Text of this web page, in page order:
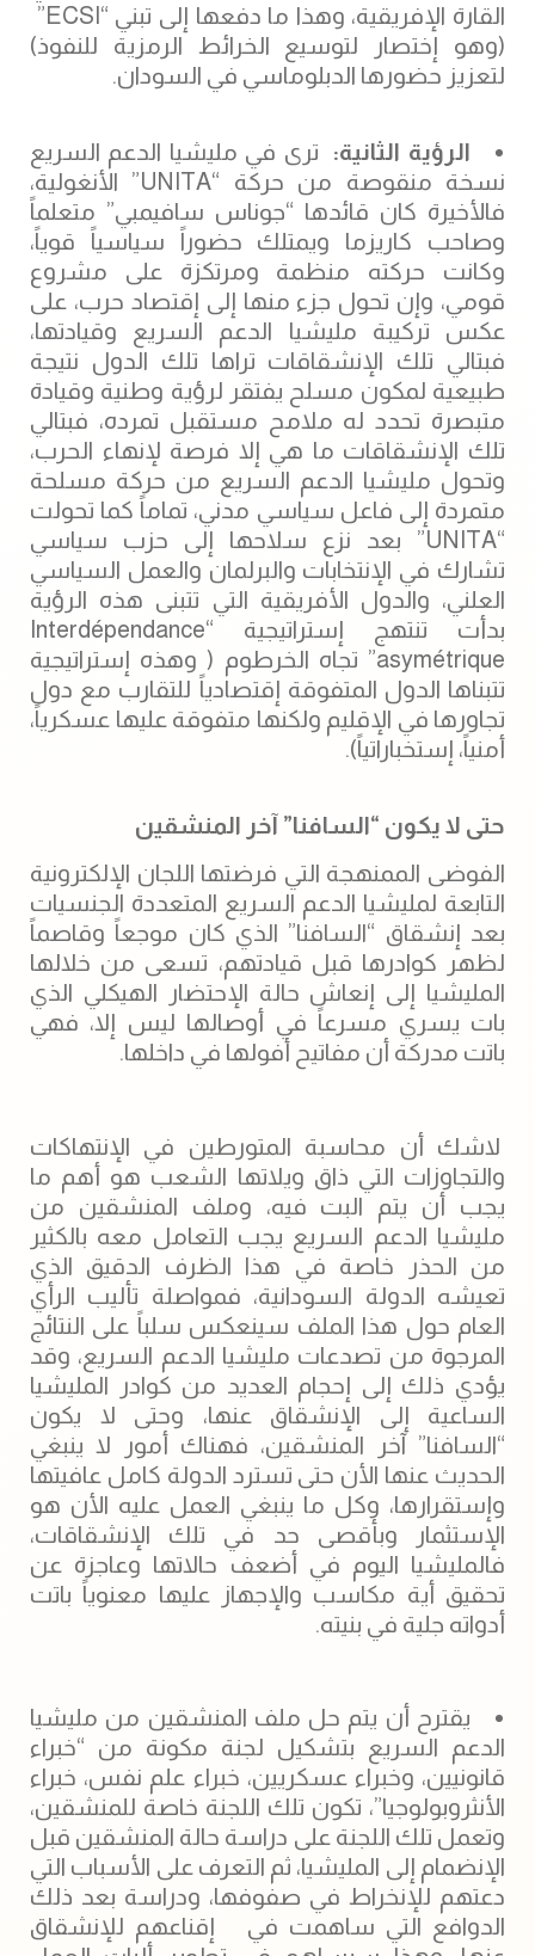
القارة الإفريقية، وهذا ما دفعها إلى تبني “ECSI”
(وهو إختصار لتوسيع الخرائط الرمزية للنفوذ)
لتعزيز حضورها الدبلوماسي في السودان.
الرؤية الثانية: ترى في مليشيا الدعم السريع
نسخة منقوصة من حركة “UNITA” الأنغولية،
فالأخيرة كان قائدها “جوناس سافيمبي” متعلماً
وصاحب كاريزما ويمتلك حضوراً سياسياً قوياً،
وكانت حركته منظمة ومرتكزة على مشروع
قومي، وإن تحول جزء منها إلى إقتصاد حرب، على
عكس تركيبة مليشيا الدعم السريع وقيادتها،
فبتالي تلك الإنشقاقات تراها تلك الدول نتيجة
طبيعية لمكون مسلح يفتقر لرؤية وطنية وقيادة
متبصرة تحدد له ملامح مستقبل تمرده، فبتالي
تلك الإنشقاقات ما هي إلا فرصة لإنهاء الحرب،
وتحول مليشيا الدعم السريع من حركة مسلحة
متمردة إلى فاعل سياسي مدني، تماماً كما تحولت
“UNITA” بعد نزع سلاحها إلى حزب سياسي
تشارك في الإنتخابات والبرلمان والعمل السياسي
العلني، والدول الأفريقية التي تتبنى هذه الرؤية
بدأت تنتهج إستراتيجية “Interdépendance
asymétrique” تجاه الخرطوم ( وهذه إستراتيجية
تتبناها الدول المتفوقة إقتصادياً للتقارب مع دول
تجاورها في الإقليم ولكنها متفوقة عليها عسكرياً،
أمنياً، إستخباراتياً).
حتى لا يكون “السافنا” آخر المنشقين
الفوضى الممنهجة التي فرضتها اللجان الإلكترونية
التابعة لمليشيا الدعم السريع المتعددة الجنسيات
بعد إنشقاق “السافنا” الذي كان موجعاً وقاصماً
لظهر كوادرها قبل قيادتهم، تسعى من خلالها
المليشيا إلى إنعاش حالة الإحتضار الهيكلي الذي
بات يسري مسرعاً في أوصالها ليس إلا، فهي
باتت مدركة أن مفاتيح أفولها في داخلها.
لاشك أن محاسبة المتورطين في الإنتهاكات
والتجاوزات التي ذاق ويلاتها الشعب هو أهم ما
يجب أن يتم البت فيه، وملف المنشقين من
مليشيا الدعم السريع يجب التعامل معه بالكثير
من الحذر خاصة في هذا الظرف الدقيق الذي
تعيشه الدولة السودانية، فمواصلة تأليب الرأي
العام حول هذا الملف سينعكس سلباً على النتائج
المرجوة من تصدعات مليشيا الدعم السريع، وقد
يؤدي ذلك إلى إحجام العديد من كوادر المليشيا
الساعية إلى الإنشقاق عنها، وحتى لا يكون
“السافنا” آخر المنشقين، فهناك أمور لا ينبغي
الحديث عنها الأن حتى تسترد الدولة كامل عافيتها
وإستقرارها، وكل ما ينبغي العمل عليه الأن هو
الإستثمار وبأقصى حد في تلك الإنشقاقات،
فالمليشيا اليوم في أضعف حالاتها وعاجزة عن
تحقيق أية مكاسب والإجهاز عليها معنوياً باتت
أدواته جلية في بنيته.
يقترح أن يتم حل ملف المنشقين من مليشيا
الدعم السريع بتشكيل لجنة مكونة من “خبراء
قانونيين، وخبراء عسكريين، خبراء علم نفس، خبراء
الأنثروبولوجيا”، تكون تلك اللجنة خاصة للمنشقين،
وتعمل تلك اللجنة على دراسة حالة المنشقين قبل
الإنضمام إلى المليشيا، ثم التعرف على الأسباب التي
دعتهم للإنخراط في صفوفها، ودراسة بعد ذلك
الدوافع التي ساهمت في إقناعهم للإنشقاق